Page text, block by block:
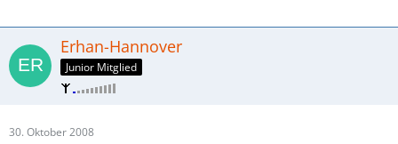
Erhan-Hannover
Junior Mitglied
30. Oktober 2008